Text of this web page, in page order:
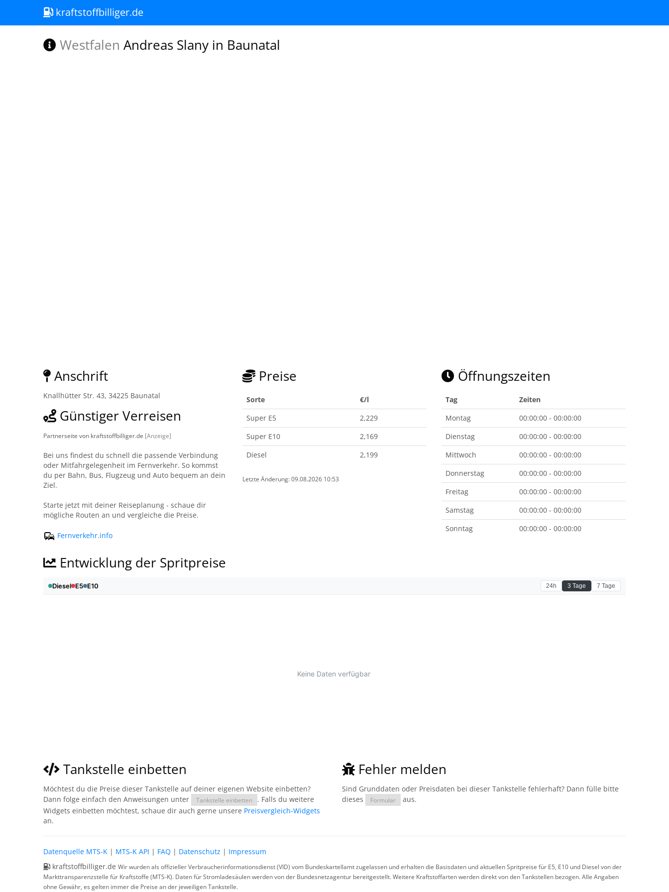
kraftstoffbilliger.de
Westfalen Andreas Slany in Baunatal
Anschrift
Knallhütter Str. 43, 34225 Baunatal
Günstiger Verreisen
Partnerseite von kraftstoffbilliger.de [Anzeige]
Bei uns findest du schnell die passende Verbindung
oder Mitfahrgelegenheit im Fernverkehr. So kommst
du per Bahn, Bus, Flugzeug und Auto bequem an dein
Ziel.
Starte jetzt mit deiner Reiseplanung - schaue dir
mögliche Routen an und vergleiche die Preise.
Fernverkehr.info
Preise
Sorte
€/l
Super E5
2,229
Super E10
2,169
Diesel
2,199
Letzte Änderung: 09.08.2026 10:53
Öffnungszeiten
Tag
Zeiten
Montag
00:00:00 - 00:00:00
Dienstag
00:00:00 - 00:00:00
Mittwoch
00:00:00 - 00:00:00
Donnerstag
00:00:00 - 00:00:00
Freitag
00:00:00 - 00:00:00
Samstag
00:00:00 - 00:00:00
Sonntag
00:00:00 - 00:00:00
Entwicklung der Spritpreise
Tankstelle einbetten
Möchtest du die Preise dieser Tankstelle auf deiner eigenen Website einbetten?
Dann folge einfach den Anweisungen unter
Tankstelle einbetten
. Falls du weitere
Widgets einbetten möchtest, schaue dir auch gerne unsere Preisvergleich-Widgets
an.
Fehler melden
Sind Grunddaten oder Preisdaten bei dieser Tankstelle fehlerhaft? Dann fülle bitte
dieses
Formular aus.
Datenquelle MTS-K | MTS-K API | FAQ | Datenschutz | Impressum
kraftstoffbilliger.de Wir wurden als offizieller Verbraucherinformationsdienst (VID) vom Bundeskartellamt zugelassen und erhalten die Basisdaten und aktuellen Spritpreise für E5, E10 und Diesel von der
Markttransparenzstelle für Kraftstoffe (MTS-K). Daten für Stromladesäulen werden von der Bundesnetzagentur bereitgestellt. Weitere Kraftstoffarten werden direkt von den Tankstellen bezogen. Alle Angaben
ohne Gewähr, es gelten immer die Preise an der jeweiligen Tankstelle.